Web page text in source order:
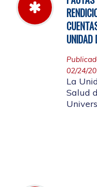
pautas
2025.
UNIDAD
02/24/
La
Salud